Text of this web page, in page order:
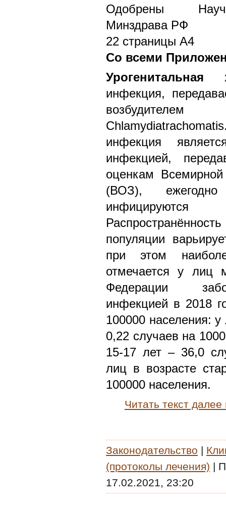
Одобрены
Минздрава РФ
22 страницы А4
Со всеми
Урогенитальная
инфекция,
инфекция
инфекцией,
оценкам Всемирной
(ВОЗ),
инфицируются
популяции
при этом
отмечается у лиц
Федерации
инфекцией в 2018
100000 населения:
0,22 случаев на
15-17 лет – 36,0
лиц в возрасте
100000 населения.
Читать текст
Законодательство |
(протоколы лечения) |
17.02.2021, 23:20